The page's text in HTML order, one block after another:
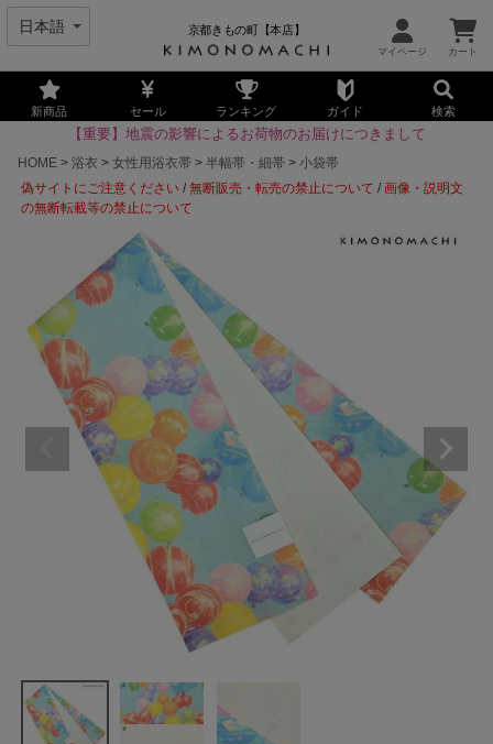
京都きもの町【本店】
新商品 セール ランキング ガイド 検索
【重要】地震の影響によるお荷物のお届けにつきまして
HOME
浴衣 女性用浴衣帯 半幅帯・細帯
小袋帯
偽サイトにご注意ください /無断販売・転売の禁止について /画像・説明文
の無断転載等の禁止について